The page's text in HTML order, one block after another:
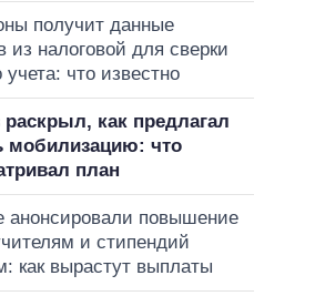
получит данные
из налоговой для сверки
учета: что известно
как предлагал
мобилизацию: что
план
анонсировали повышение
и стипендий
как вырастут выплаты